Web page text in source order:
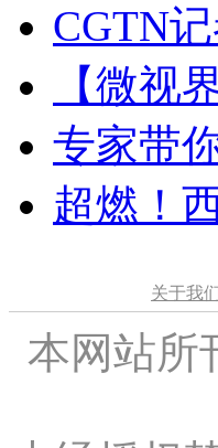
CGTN
【微视
专家带
超燃！
关于我
本网站所